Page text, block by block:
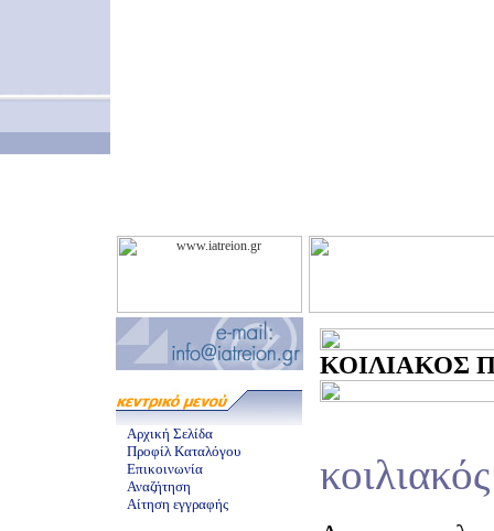
Αρχική Σελίδα
Προφίλ Καταλόγου
Επικοινωνία
Αναζήτηση
Αίτηση εγγραφής
ΚΟΙΛΙΑΚΟΣ